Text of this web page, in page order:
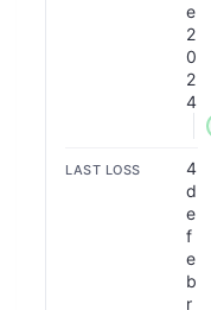
e
2
0
2
4
LAST LOSS
4
d
e
f
e
b
r